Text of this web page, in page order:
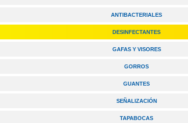
ANTIBACTERIALES
DESINFECTANTES
GAFAS Y VISORES
GORROS
GUANTES
SEÑALIZACIÓN
TAPABOCAS